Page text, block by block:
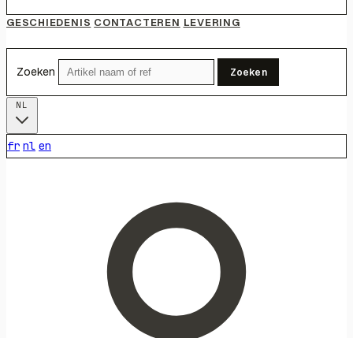
GESCHIEDENIS CONTACTEREN LEVERING
Zoeken Zoeken
fr nl en